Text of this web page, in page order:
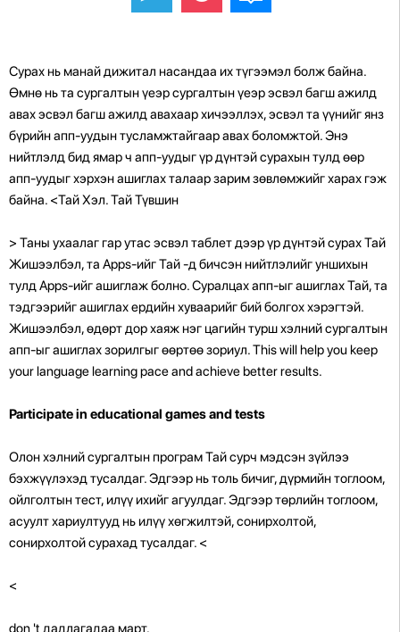
Сурах нь манай дижитал насандаа их түгээмэл болж байна.
Өмнө нь та сургалтын үеэр сургалтын үеэр эсвэл багш ажилд
авах эсвэл багш ажилд авахаар хичээллэх, эсвэл та үүнийг янз
бүрийн апп-уудын тусламжтайгаар авах боломжтой. Энэ
нийтлэлд бид ямар ч апп-уудыг үр дүнтэй сурахын тулд өөр
апп-уудыг хэрхэн ашиглах талаар зарим зөвлөмжийг харах гэж
байна. <Тай Хэл. Тай Түвшин
> Таны ухаалаг гар утас эсвэл таблет дээр үр дүнтэй сурах Тай
Жишээлбэл, та Apps-ийг Тай -д бичсэн нийтлэлийг уншихын
тулд Apps-ийг ашиглаж болно. Суралцах апп-ыг ашиглах Тай, та
тэдгээрийг ашиглах ердийн хуваарийг бий болгох хэрэгтэй.
Жишээлбэл, өдөрт дор хаяж нэг цагийн турш хэлний сургалтын
апп-ыг ашиглах зорилгыг өөртөө зориул. This will help you keep
your language learning pace and achieve better results.
Participate in educational games and tests
Олон хэлний сургалтын програм Тай сурч мэдсэн зүйлээ
бэхжүүлэхэд тусалдаг. Эдгээр нь толь бичиг, дүрмийн тоглоом,
ойлголтын тест, илүү ихийг агуулдаг. Эдгээр төрлийн тоглоом,
асуулт хариултууд нь илүү хөгжилтэй, сонирхолтой,
сонирхолтой сурахад тусалдаг. <
<
don 't дадлагадаа март.